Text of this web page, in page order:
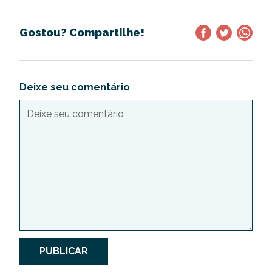
Gostou? Compartilhe!
Deixe seu comentário
PUBLICAR